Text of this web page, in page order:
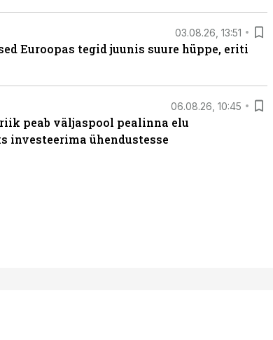
03.08.26, 13:51
Euroopas tegid juunis suure hüppe, eriti
06.08.26, 10:45
peab väljaspool pealinna elu
investeerima ühendustesse